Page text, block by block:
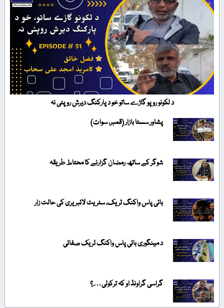
د لکونو روپو گاڑے ساتو خو د پارکنگ دیرش روپئی نہ
پشاور سستا بازار (قمبر، سوات)
شوگر کے ساتھ رمضان گزارنے کا محتاط طریقہ
بائی پاس واکنگ ٹریک، سٹریٹ لائبریری کی حالت زار
د مینگوری بائی پاس واکنگ ٹریک صفائی
گراسی گراونڈ او کہ ترکولی….؟